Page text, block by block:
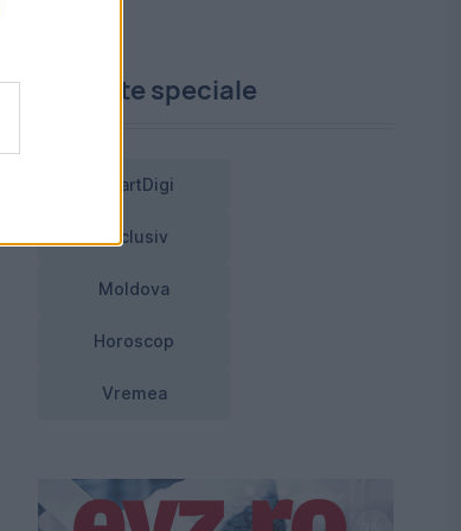
Proiecte speciale
SmartDigi
Exclusiv
Moldova
Horoscop
Vremea